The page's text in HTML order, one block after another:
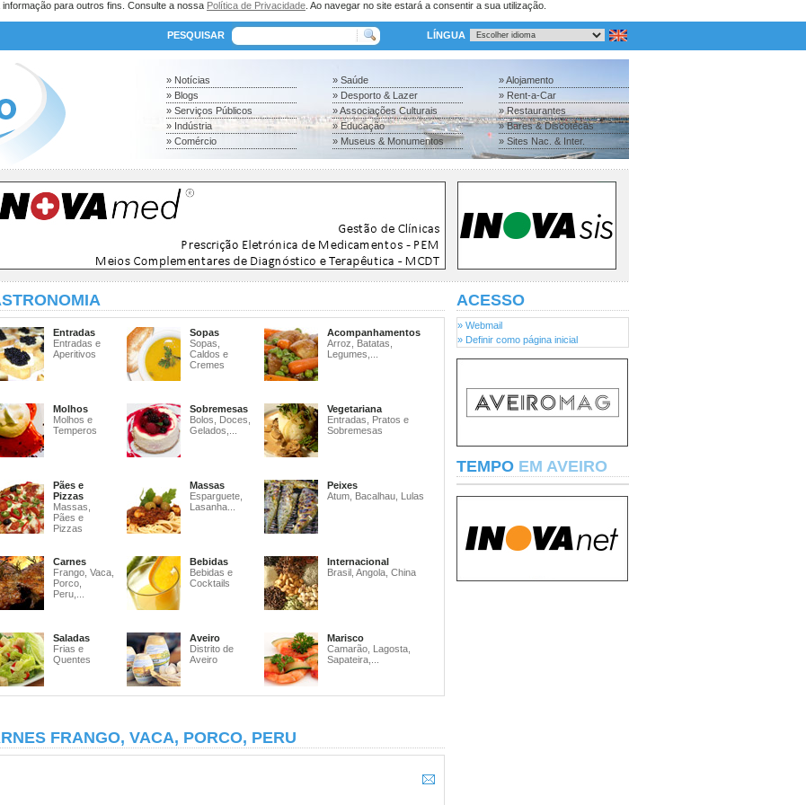
para outros fins. Consulte a nossa Política de Privacidade . Ao navegar no site estará a consentir a sua utilização.
PESQUISAR LÍNGUA
» Notícias
» Blogs
» Serviços Públicos
» Indústria
» Comércio
» Saúde
» Desporto & Lazer
» Associações Culturais
» Educação
» Museus & Monumentos
» Alojamento
» Rent-a-Car
» Restaurantes
» Bares & Discotecas
» Sites Nac. & Inter.
Entradas
Entradas e
Aperitivos
Sopas
Sopas,
Caldos e
Cremes
Acompanhamentos
Arroz, Batatas,
Legumes,...
Molhos
Molhos e
Temperos
Sobremesas
Bolos, Doces,
Gelados,...
Vegetariana
Entradas, Pratos e
Sobremesas
Pães e
Pizzas
Massas,
Pães e
Pizzas
Massas
Esparguete,
Lasanha...
Peixes
Atum, Bacalhau, Lulas
Carnes
Frango, Vaca,
Porco,
Peru,...
Bebidas
Bebidas e
Cocktails
Internacional
Brasil, Angola, China
Saladas
Frias e
Quentes
Aveiro
Distrito de
Aveiro
Marisco
Camarão, Lagosta,
Sapateira,...
FRANGO, VACA, PORCO, PERU
ACESSO
» Webmail
» Definir como página inicial
TEMPO EM AVEIRO